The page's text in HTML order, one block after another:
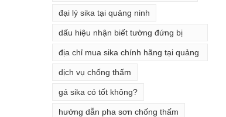
đại lý sika tại quảng ninh
dấu hiệu nhận biết tường đứng bị
thấm
địa chỉ mua sika chính hãng tại quảng
ninh
dịch vụ chống thấm
gá sika có tốt không?
hướng dẫn pha sơn chống thấm